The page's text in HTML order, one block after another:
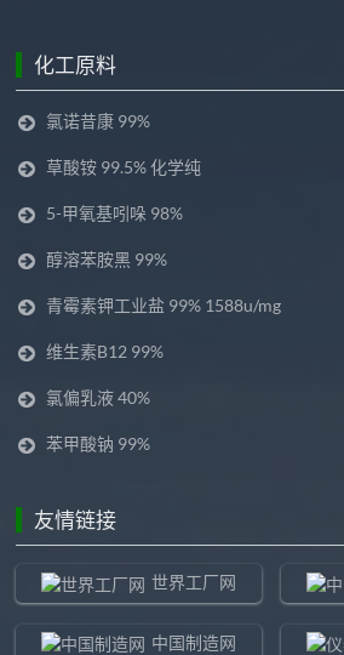
化工原料
氯诺昔康 99%
草酸铵 99.5% 化学纯
5-甲氧基吲哚 98%
醇溶苯胺黑 99%
青霉素钾工业盐 99% 1588u/mg
维生素B12 99%
氯偏乳液 40%
苯甲酸钠 99%
友情链接
世界工厂网
中国制造网